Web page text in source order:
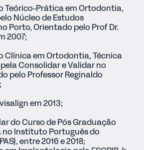
Teórico-Prática em Ortodontia,
Núcleo de Estudos
Porto, Orientado pelo Prof Dr.
2007;
Clínica em Ortodontia, Técnica
pela Consolidar e Validar no
pelo Professor Reginaldo
em 2013;
do Curso de Pós Graduação
no Instituto Português do
entre 2016 e 2018;